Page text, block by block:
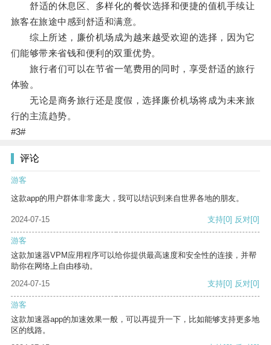
舒适的休息区、多样化的餐饮选择和便捷的值机手续让
旅客在旅途中感到舒适和满意。
综上所述，廉价机场成为越来越受欢迎的选择，因为它
们能够带来省钱和便利的双重优势。
旅行者们可以在节省一笔费用的同时，享受舒适的旅行
体验。
无论是商务旅行还是度假，选择廉价机场将成为未来旅
行的主流趋势。
#3#
评论
游客
这款app的用户群体非常庞大，我可以结识到来自世界各地的朋友。
2024-07-15 支持[0] 反对[0]
游客
这款加速器VPM应用程序可以给你提供最高速度和安全性的连接，并帮
助你在网络上自由移动。
2024-07-15
支持[0] 反对[0]
游客
这款加速器app的加速效果一般，可以再提升一下，比如能够支持更多地
区的线路。